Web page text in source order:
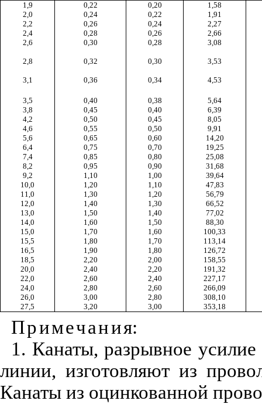
1,9 0,22 0,20
1,58
2,0
0,24 0,22
1,91
2,2
0,26 0,24
2,27
2,4
0,28 0,26
2,66
2,6
0,30 0,28 3,08
2,8 0,32 0,30 3,53
3,1 0,36 0,34 4,53
3,5 0,40 0,38
5,64
3,8
0,45 0,40
6,39
4,2
0,50 0,45
8,05
4,6
0,55 0,50
9,91
5,6
0,65 0,60
14,20
6,4
0,75 0,70
19,25
7,4
0,85 0,80
25,08
8,2
0,95 0,90
31,68
9,2
1,10 1,00
39,64
10,0
1,20 1,10
47,83
11,0
1,30 1,20
56,79
12,0
1,40 1,30
66,52
13,0
1,50 1,40
77,02
14,0
1,60 1,50
88,30
15,0
1,70 1,60
100,33
15,5
1,80 1,70
113,14
16,5
1,90 1,80
126,72
18,5
2,20 2,00
158,55
20,0
2,40 2,20
191,32
22,0
2,60 2,40
227,17
24,0
2,80 2,60
266,09
26,0
3,00 2,80
308,10
27,5
3,20 3,00 353,18
Примечания:
1. Канаты, разрывное
линии, изготовляют из
Канаты из оцинкованной